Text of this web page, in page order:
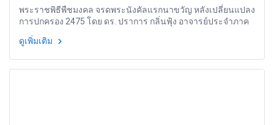
พระราชพิธีพืชมงคล จรดพระนังคัลแรกนาขวัญ หลังเปลี่ยนแปลง
การปกครอง 2475 โดย ดร. ปราการ กลิ่นฟุ้ง อาจารย์ประจำภาค
ดูเพิ่มเติม